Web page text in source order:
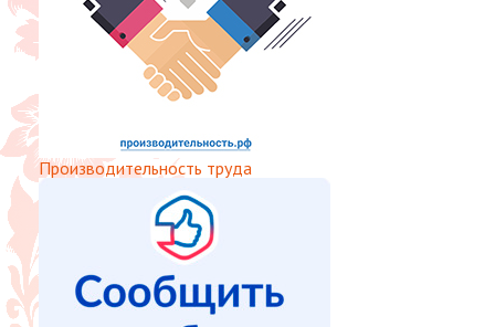
Производительность труда